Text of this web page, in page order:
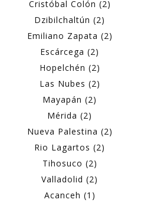
Cristóbal Colón (2)
Dzibilchaltún (2)
Emiliano Zapata (2)
Escárcega (2)
Hopelchén (2)
Las Nubes (2)
Mayapán (2)
Mérida (2)
Nueva Palestina (2)
Rio Lagartos (2)
Tihosuco (2)
Valladolid (2)
Acanceh (1)